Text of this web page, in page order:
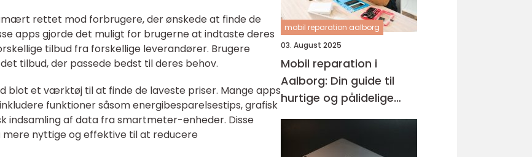
rettet mod forbrugere, der ønskede at finde de
apps gjorde det muligt for brugerne at indtaste deres
tilbud fra forskellige leverandører. Brugere
tilbud, der passede bedst til deres behov.
blot et værktøj til at finde de laveste priser. Mange apps
funktioner såsom energibesparelsestips, grafisk
indsamling af data fra smartmeter-enheder. Disse
nyttige og effektive til at reducere
mobil reparation aalborg
03. August 2025
Mobil reparation i
Aalborg: Din guide til
hurtige og pålidelige
løsninger